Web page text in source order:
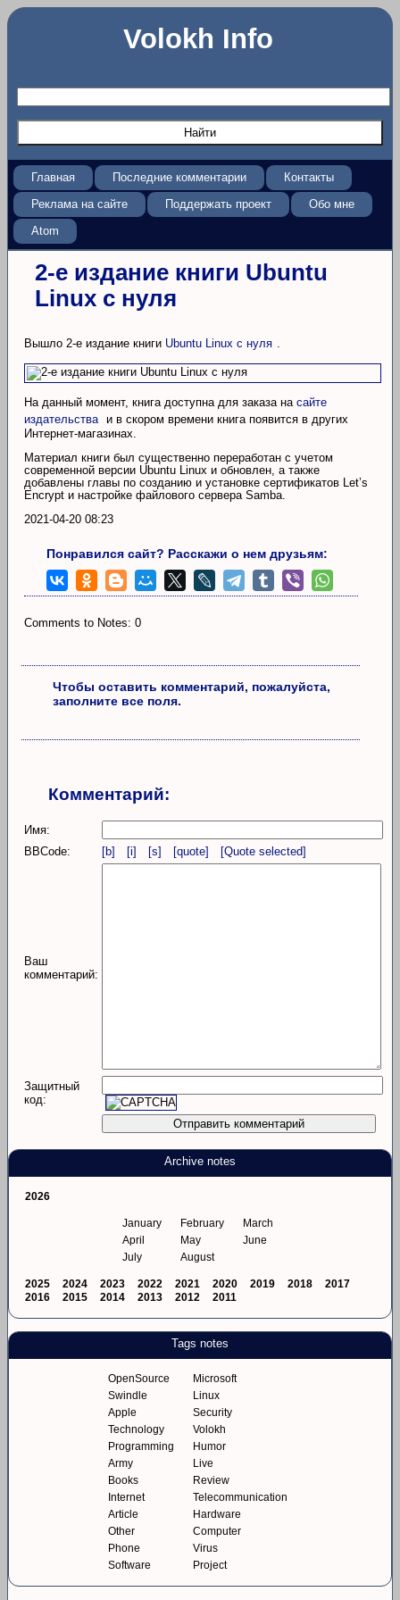
Volokh Info
Главная Последние комментарии
Контакты
Реклама на сайте
Поддержать проект
Обо мне
Atom
2-е издание книги Ubuntu
Linux с нуля
Вышло 2-е издание книги Ubuntu Linux с нуля
На данный момент, книга доступна для заказа на сайте
издательства и в скором времени книга появится в других
Интернет-магазинах.
Материал книги был существенно переработан с учетом
современной версии Ubuntu Linux и обновлен, а также
добавлены главы по созданию и установке сертификатов Let’s
Encrypt и настройке файлового сервера Samba.
2021-04-20 08:23
Понравился сайт? Расскажи о нем друзьям:
Comments to Notes: 0
Чтобы оставить комментарий, пожалуйста,
заполните все поля.
Комментарий:
Имя:
BBCode:
[b] [i] [s] [quote] [Quote selected]
Ваш
комментарий:
Защитный
код:
Archive notes
2026
January February
March
April
May
June
July
August
2025 2024 2023 2022 2021 2020 2019 2018
2017
2016
2015 2014 2013 2012 2011
Tags notes
OpenSource
Microsoft
Swindle
Linux
Apple
Security
Technology
Volokh
Programming
Humor
Army
Live
Books
Review
Internet
Telecommunication
Article
Hardware
Other
Computer
Phone
Virus
Software
Project